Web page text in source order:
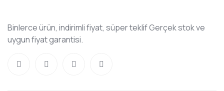
Binlerce ürün, indirimli fiyat, süper teklif Gerçek stok ve
uygun fiyat garantisi.